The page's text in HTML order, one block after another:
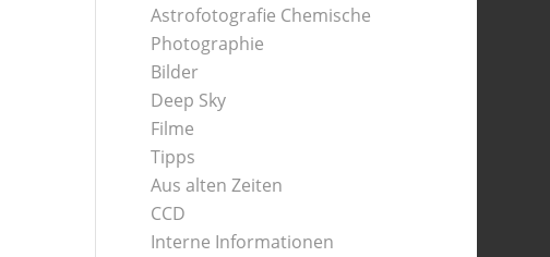
Astrofotografie Chemische
Photographie
Bilder
Deep Sky
Filme
Tipps
Aus alten Zeiten
CCD
Interne Informationen